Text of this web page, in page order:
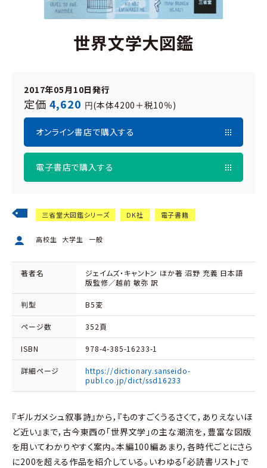
三省堂大図鑑シリーズ DK社 電子書籍
高校生 大学生 一般
著者名
ジェイムズ・キャントン ほか著 沼野 充義 日本語
版監修／越前 敏弥 訳
判型 B5変
ページ数 352頁
ISBN 978-4-385-16233-1
詳細ページ
https://dictionary.sanseido-
publ.co.jp/dict/ssd16233
『ギルガメシュ叙事詩』から，『ものすごくうるさくて，ありえないほ
ど近い』まで，古今東西の「世界文学」の主な潮流を，豊富な図版
を用いてわかりやすく案内。本編100編あまり，各時代ごとにさら
に200を超える作品を紹介している。いわゆる「必読書リスト」で
世界文学大図鑑
2017年05月10日発行
定価 4,620 円(本体4200＋税10％)
オンライン書店で購入する
電子書店で購入する